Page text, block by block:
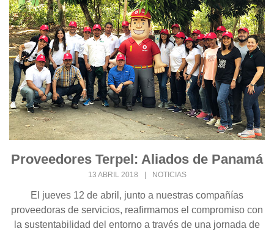
Proveedores Terpel: Aliados de Panamá
13 ABRIL 2018 NOTICIAS
El jueves 12 de abril, junto a nuestras compañías
proveedoras de servicios, reafirmamos el compromiso con
la sustentabilidad del entorno a través de una jornada de